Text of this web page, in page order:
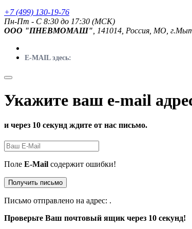
+7 (499) 130-19-76
Пн-Пт - C 8:30 до 17:30 (МСК)
ООО "ПНЕВМОМАШ" , 141014, Россия, МО,
E-MAIL здесь:
Укажите ваш e-mail
и через 10 секунд ждите от нас письмо.
Поле E-Mail содержит ошибки!
Получить письмо
Письмо отправлено на адрес: .
Проверьте Ваш почтовый ящик через 10 секунд!